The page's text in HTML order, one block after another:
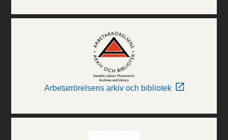
Arbetarrörelsens arkiv och bibliotek